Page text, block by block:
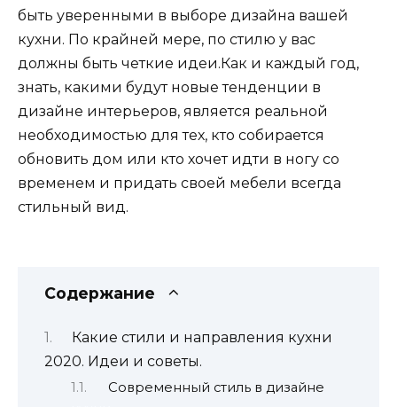
быть уверенными в выборе дизайна вашей
кухни. По крайней мере, по стилю у вас
должны быть четкие идеи.Как и каждый год,
знать, какими будут новые тенденции в
дизайне интерьеров, является реальной
необходимостью для тех, кто собирается
обновить дом или кто хочет идти в ногу со
временем и придать своей мебели всегда
стильный вид.
Содержание
Какие стили и направления кухни
2020. Идеи и советы.
Современный стиль в дизайне